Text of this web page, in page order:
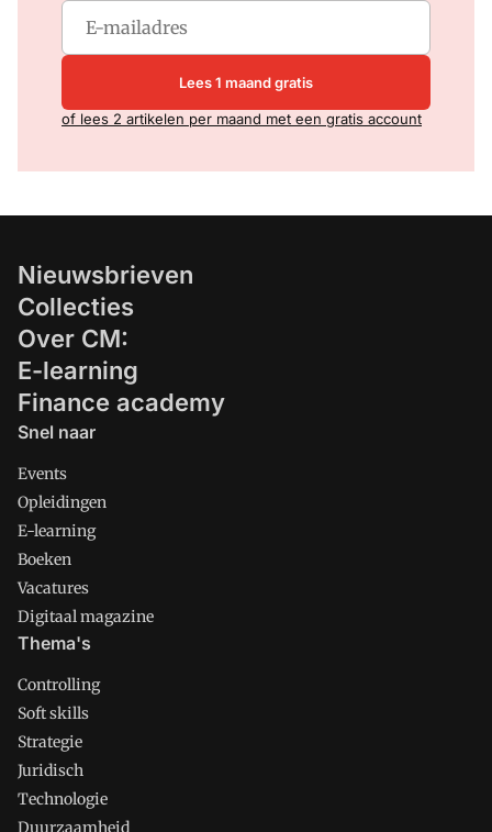
Lees 1 maand gratis
of lees 2 artikelen per maand met een gratis account
Nieuwsbrieven
Collecties
Over CM:
E-learning
Finance academy
Snel naar
Events
Opleidingen
E-learning
Boeken
Vacatures
Digitaal magazine
Thema's
Controlling
Soft skills
Strategie
Juridisch
Technologie
Duurzaamheid